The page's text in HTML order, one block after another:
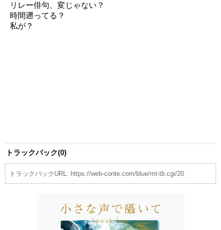
トラックバック(0)
トラックバックURL: https://web-conte.com/blue/mt-tb.cgi/20